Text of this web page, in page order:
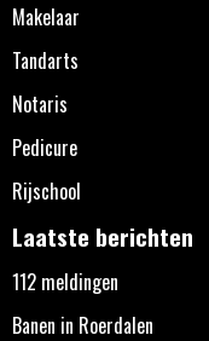
Makelaar
Tandarts
Notaris
Pedicure
Rijschool
Laatste berichten
112 meldingen
Banen in Roerdalen